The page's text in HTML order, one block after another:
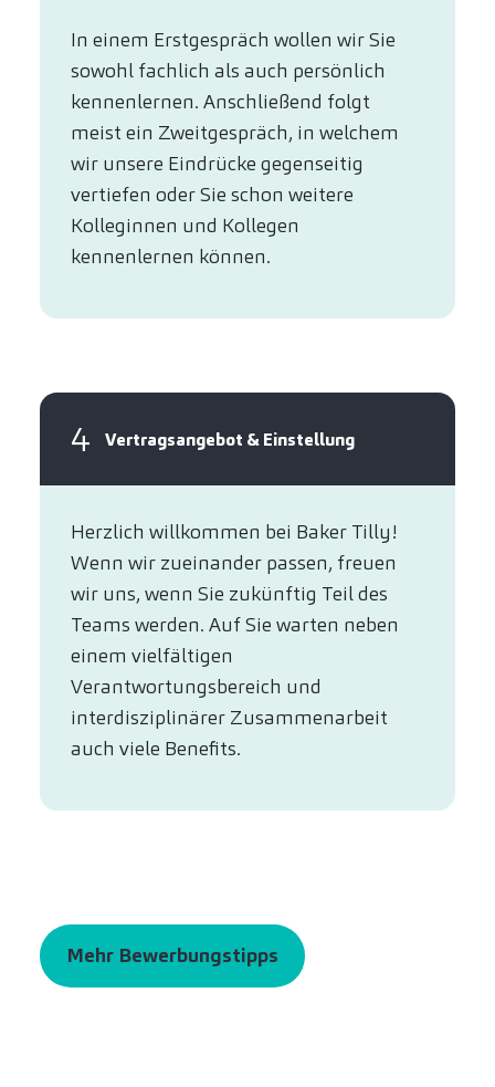
In einem Erstgespräch wollen wir Sie
sowohl fachlich als auch persönlich
kennenlernen. Anschließend folgt
meist ein Zweitgespräch, in welchem
wir unsere Eindrücke gegenseitig
vertiefen oder Sie schon weitere
Kolleginnen und Kollegen
kennenlernen können.
4 Vertragsangebot & Einstellung
Herzlich willkommen bei Baker Tilly!
Wenn wir zueinander passen, freuen
wir uns, wenn Sie zukünftig Teil des
Teams werden. Auf Sie warten neben
einem vielfältigen
Verantwortungsbereich und
interdisziplinärer Zusammenarbeit
auch viele Benefits.
Mehr Bewerbungstipps